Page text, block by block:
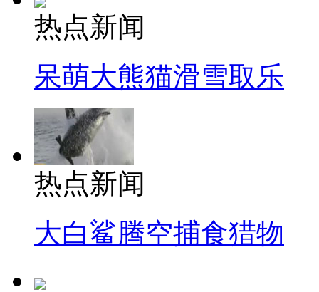
热点新闻
呆萌大熊猫滑雪取乐
热点新闻
大白鲨腾空捕食猎物